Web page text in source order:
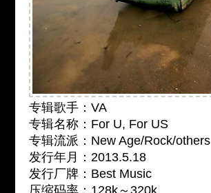
专辑歌手：VA
专辑名称：For U, For US
专辑流派：New Age/Rock/others
发行年月：2013.5.18
发行厂牌：Best Music
压缩码率：128k～320k